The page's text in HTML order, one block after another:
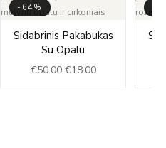
-64%
Sidabrinis Pakabukas
Su Opalu
€50.00
price
was:
€50.00.
€18.00
price
€18.00.